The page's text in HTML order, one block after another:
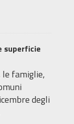
superficie
famiglie,
degli